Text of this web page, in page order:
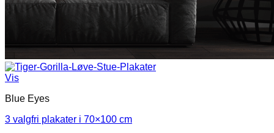
Vis
Blue Eyes
3 valgfri plakater i 70×100 cm